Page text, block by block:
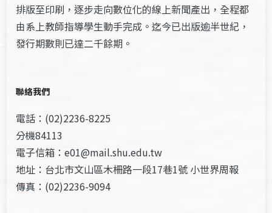
排版至印刷，逐步走向數位化的線上新聞產出，全程都
由系上教師指導學生動手完成。迄今已出版逾半世紀，
發行期數則已達二千餘期。
聯絡我們
電話：(02)2236-8225
分機84113
電子信箱：e01@mail.shu.edu.tw
地址：台北市文山區木柵路一段17巷1號 小世界周報
傳真：(02)2236-9094